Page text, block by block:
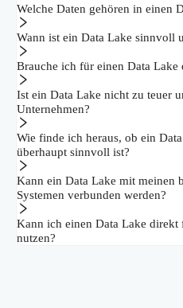
Welche Daten gehören in einen
Wann ist ein Data Lake sinnvoll
Brauche ich für einen Data Lake
Ist ein Data Lake nicht zu teuer
Unternehmen?
Wie finde ich heraus, ob ein
überhaupt sinnvoll ist?
Kann ein Data Lake mit meinen
Systemen verbunden werden?
Kann ich einen Data Lake
nutzen?